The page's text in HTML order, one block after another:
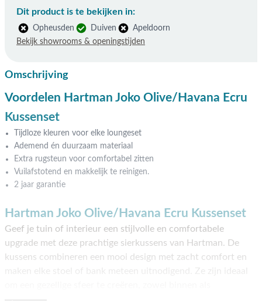
Dit product is te bekijken in:
Opheusden Duiven
Apeldoorn
Bekijk showrooms & openingstijden
Omschrijving
Voordelen Hartman Joko Olive/Havana Ecru
Kussenset
Tijdloze kleuren voor elke loungeset
Ademend én duurzaam materiaal
Extra rugsteun voor comfortabel zitten
Vuilafstotend en makkelijk te reinigen.
2 jaar garantie
Hartman Joko Olive/Havana Ecru Kussenset
Geef je tuin of interieur een stijlvolle en comfortabele
upgrade met deze prachtige sierkussens van Hartman. De
kussens combineren een mooi design met zacht comfort en
maken elke stoel of bank meteen uitnodigend. Ze zijn ideaal